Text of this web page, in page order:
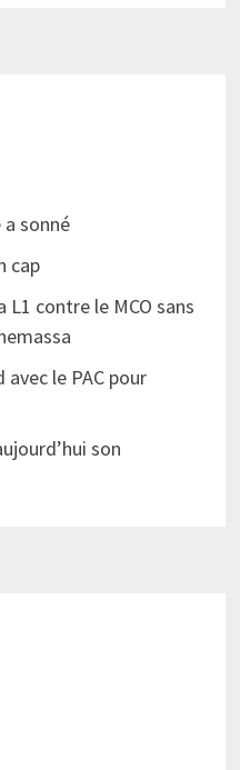
a sonné
cap
contre le MCO sans
avec le PAC pour
son